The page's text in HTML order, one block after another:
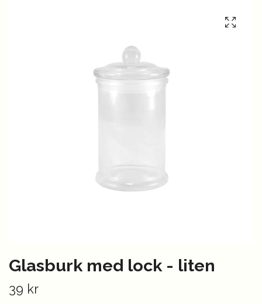
Glasburk med lock - liten
39 kr